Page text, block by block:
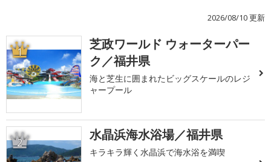
2026/08/10 更新
1
芝政ワールド ウォーターパー
ク／福井県
海と芝生に囲まれたビッグスケールのレジ
ャープール
2 水晶浜海水浴場／福井県
キラキラ輝く水晶浜で海水浴を満喫